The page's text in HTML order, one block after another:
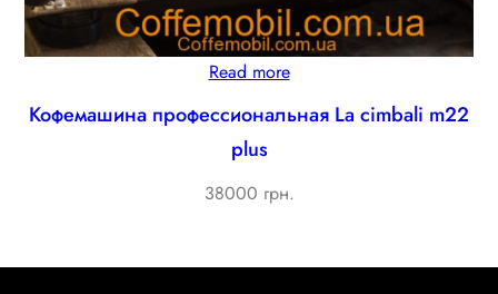
Read more
Кофемашина профессиональная La cimbali m22
plus
38000 грн.